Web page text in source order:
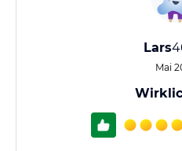
Lars
Mai